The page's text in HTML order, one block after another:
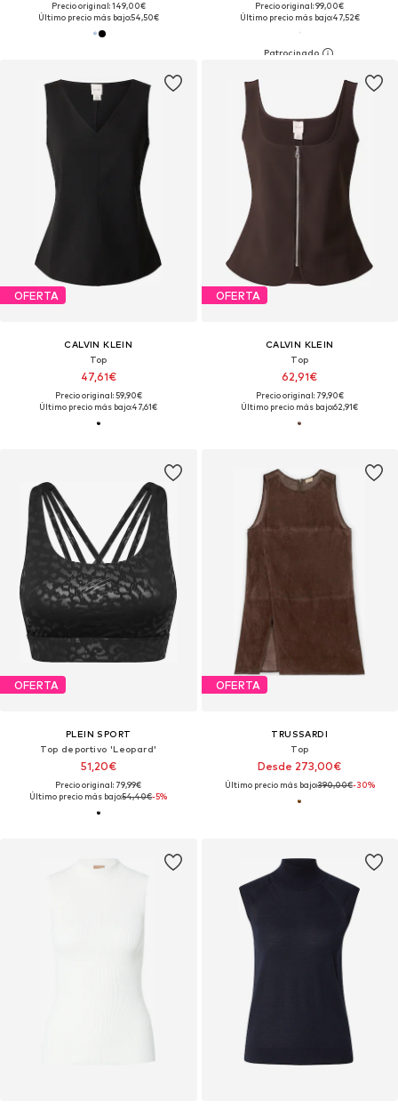
Precio original: 149,00€
Último precio más bajo:54,50€
Precio original: 99,00€
Último precio más bajo:47,52€
OFERTA
CALVIN KLEIN
Top
47,61€
Precio original: 59,90€
Último precio más bajo:47,61€
OFERTA
CALVIN KLEIN
Top
62,91€
Precio original: 79,90€
Último precio más bajo:62,91€
OFERTA
PLEIN SPORT
Top deportivo 'Leopard'
51,20€
Precio original: 79,99€
Último precio más bajo:54,40€-5%
OFERTA
TRUSSARDI
Top
Desde 273,00€
Último precio más bajo:390,00€-30%